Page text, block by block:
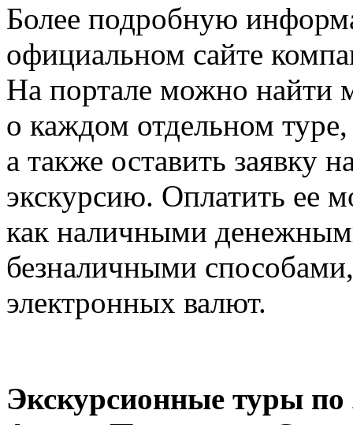
Более подробную
официальном сайте
На портале можно найти
о каждом отдельном
а также оставить
экскурсию. Оплатить ее
как наличными
безналичными
электронных валют.
Экскурсионные туры